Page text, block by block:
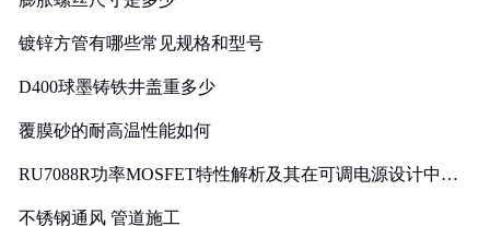
镀锌方管有哪些常见规格和型号
D400球墨铸铁井盖重多少
覆膜砂的耐高温性能如何
RU7088R功率MOSFET特性解析及其在可调电源设计中的
不锈钢通风 管道施工